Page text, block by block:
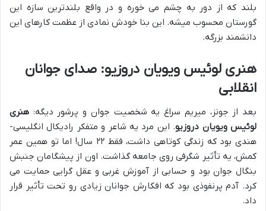
بلند که از دور به چشم می خوره و در واقع بلندترین سازه این
گورستان محسوب میشه. این بنا خودش نمادی از عظمت کارهای این
دانشمند بزرگه.
هنری لوئیس ویویان دروزیو: صدای جوانان
انقلابی
بعد از جونز، میریم سراغ یه شخصیت جوان و پرشور دیگه: هنری
لوئیس ویویان دروزیو. این مرد یه شاعر و متفکر رادیکال انگلیسی-
هندی بود که زندگی کوتاهی داشت، فقط ۲۲ سال! اما تو همین عمر
کمش، یه تأثیر شگرفی روی جامعه گذاشت. اون از پیشگامان جنبش
بنگال جوان بود و حسابی از آموزش غربی و عقل گرایی حمایت می
کرد. آدم پرنفوذی بود که افکارش جوانان زیادی رو تحت تأثیر قرار
داد.